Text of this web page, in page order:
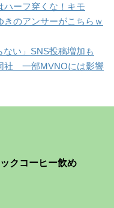
ハーフ穿くな！キモ
のアンサーがこちらｗ
ない」SNS投稿増加も
社 一部MVNOには影響
クコーヒー飲め